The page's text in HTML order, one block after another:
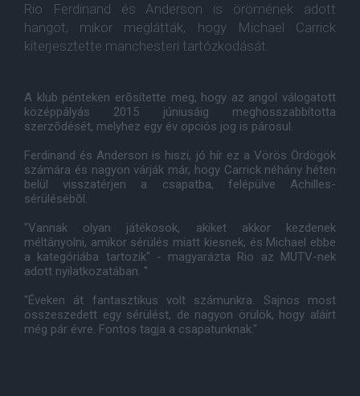
Rio Ferdinand és Anderson is örömének adott
hangot, mikor meglátták, hogy Michael Carrick
kiterjesztette manchesteri tartózkodását.
A klub pénteken erõsítette meg, hogy az angol válogatott
középpályás 2015 júniusáig meghosszabbította
szerzõdését, melyhez egy év opciós jog is párosul.
Ferdinand és Anderson is hiszi, jó hír ez a Vörös Ördögök
számára és nagyon várják már, hogy Carrick néhány héten
belül visszatérjen a csapatba, felépülve Achilles-
sérülésébõl.
"Vannak olyan játékosok, akiket akkor kezdenek
méltányolni, amikor sérülés miatt kiesnek, és Michael ebbe
a kategóriába tartozik" - magyarázta Rio az MUTV-nek
adott nyilatkozatában. "
"Éveken át fantasztikus volt számunkra. Sajnos most
összeszedett egy sérülést, de nagyon örülök, hogy aláírt
még pár évre. Fontos tagja a csapatunknak."